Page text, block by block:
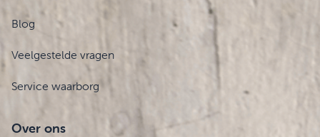
Blog
Veelgestelde vragen
Service waarborg
Over ons